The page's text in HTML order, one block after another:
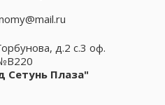
д.2 с.3 оф.
Сетунь Плаза"